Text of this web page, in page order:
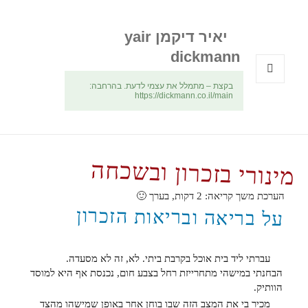
יאיר דיקמן yair
dickmann
בקצת – מתמלל את עצמי לדעת. בהרחבה:
https://dickmann.co.il/main
מינורי בזכרון ובשכחה
הערכת משך קריאה: 2 דקות, בערך 🙂
על בריאה ובריאות הזכרון
עברתי ליד בית אוכל בקרבת ביתי. לא, זה לא מסעדה.
הבחנתי במישהי מתחרייזת רחל בצבע חום, נכנסת אף היא למוסד
הוותיק.
מכיר בי את המצב הזה שבו בוחן אחר באופן שמישהו מהצד